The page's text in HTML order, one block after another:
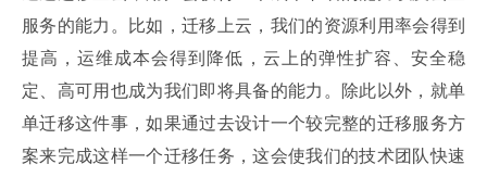
服务的能力。比如，迁移上云，我们的资源利用率会得到
提高，运维成本会得到降低，云上的弹性扩容、安全稳
定、高可用也成为我们即将具备的能力。除此以外，就单
单迁移这件事，如果通过去设计一个较完整的迁移服务方
案来完成这样一个迁移任务，这会使我们的技术团队快速